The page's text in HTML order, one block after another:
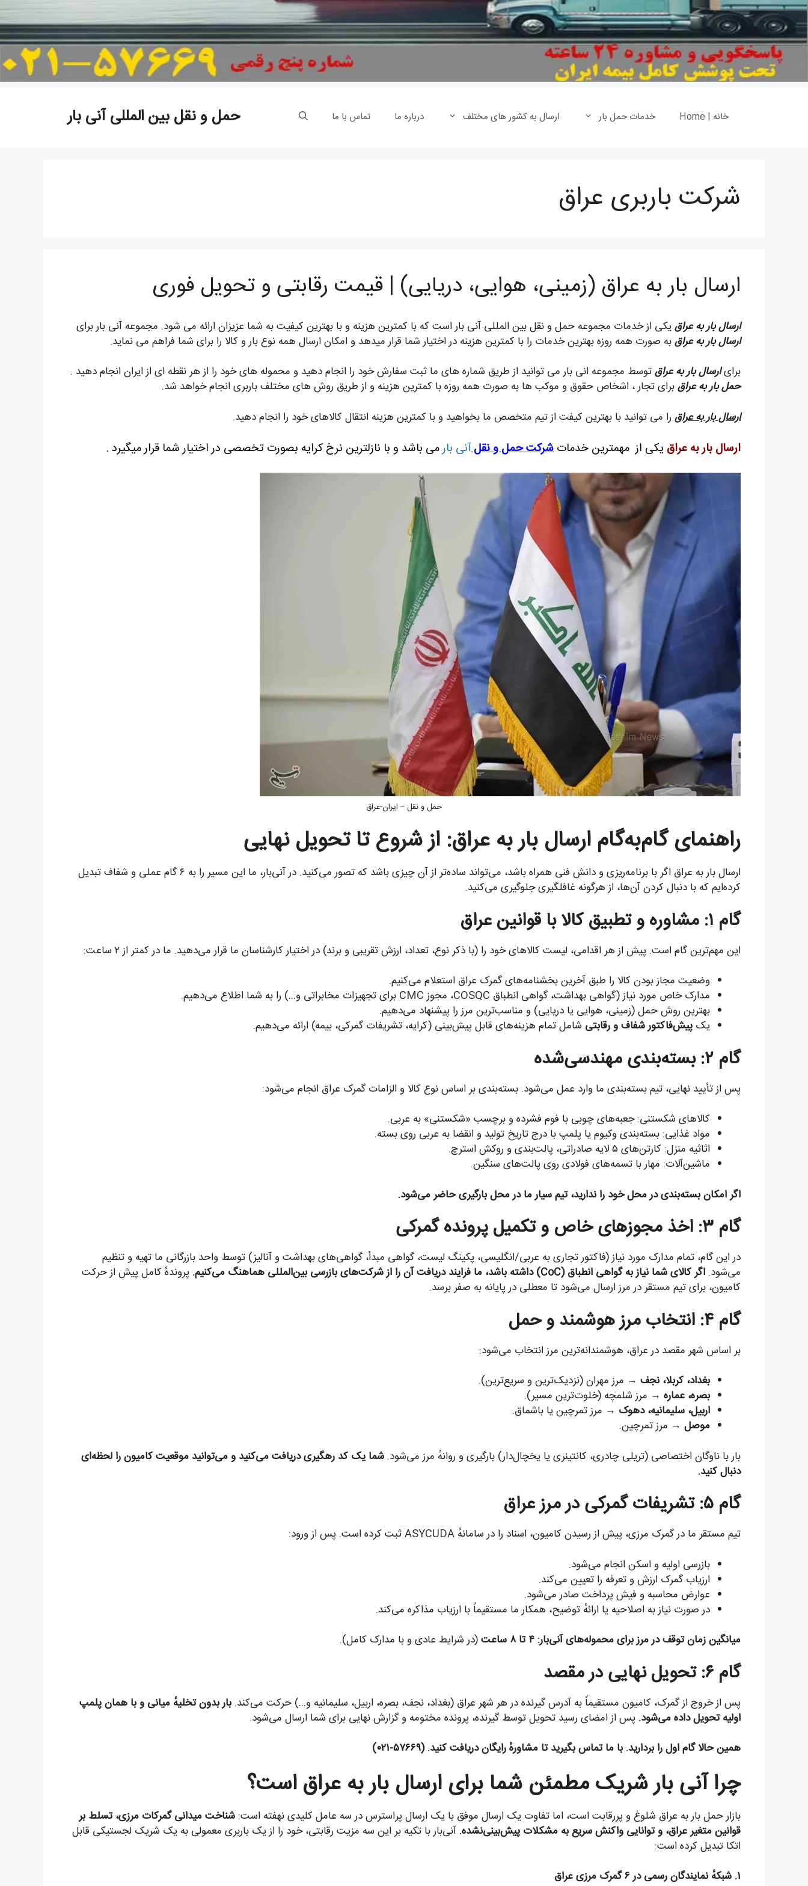
حمل و نقل بین المللی آنی بار خانه | Home خدمات حمل بار ارسال به کشور های مختلف درباره ما تماس با ما
شرکت باربری عراق
ارسال بار به عراق (زمینی، هوایی، دریایی) | قیمت رقابتی و تحویل فوری
ارسال بار به عراقیکی از خدمات مجموعه حمل و نقل بین المللی آنی بار است که با کمترین هزینه و با بهترین کیفیت به شما عزیزان ارائه می شود. مجموعه آنی بار برای
ارسال بار به عراقبه صورت همه روزه بهترین خدمات را با کمترین هزینه در اختیار شما قرار میدهد و امکان ارسال همه نوع بار و کالا را برای شما فراهم می نماید.
برایارسال بار به عراقتوسط مجموعه انی بار می توانید از طریق شماره های ما ثبت سفارش خود را انجام دهید و محموله های خود را از هر نقطه ای از ایران انجام دهید .
حمل بار به عراقبرای تجار ، اشخاص حقوق و موکب ها به صورت همه روزه با کمترین هزینه و از طریق روش های مختلف باربری انجام خواهد شد.
ارسال بار به عراق را می توانید با بهترین کیفت از تیم متخصص ما بخواهید و با کمترین هزینه انتقال کالاهای خود را انجام دهید.
ارسال بار به عراق یکی از مهمترین خدمات شرکت حمل و نقلآنی بارمی باشد و با نازلترین نرخ کرایه بصورت تخصصی در اختیار شما قرار میگیرد .
حمل و نقل – ایران-عراق
راهنمای گام‌به‌گام ارسال بار به عراق: از شروع تا تحویل نهایی
ارسال بار به عراق اگر با برنامه‌ریزی و دانش فنی همراه باشد، می‌تواند ساده‌تر از آن چیزی باشد که تصور می‌کنید. در آنی‌بار، ما این مسیر را به ۶ گام عملی و شفاف تبدیل
کرده‌ایم که با دنبال کردن آن‌ها، از هرگونه غافلگیری جلوگیری می‌کنید.
گام ۱: مشاوره و تطبیق کالا با قوانین عراق
این مهم‌ترین گام است. پیش از هر اقدامی، لیست کالاهای خود را (با ذکر نوع، تعداد، ارزش تقریبی و برند) در اختیار کارشناسان ما قرار می‌دهید. ما در کمتر از ۲ ساعت:
وضعیت مجاز بودن کالا را طبق آخرین بخشنامه‌های گمرک عراق استعلام می‌کنیم.
مدارک خاص مورد نیاز (گواهی بهداشت، گواهی انطباق COSQC، مجوز CMC برای تجهیزات مخابراتی و…) را به شما اطلاع می‌دهیم.
بهترین روش حمل (زمینی، هوایی یا دریایی) و مناسب‌ترین مرز را پیشنهاد می‌دهیم.
یک پیش‌فاکتور شفاف و رقابتی شامل تمام هزینه‌های قابل پیش‌بینی (کرایه، تشریفات گمرکی، بیمه) ارائه می‌دهیم.
گام ۲: بسته‌بندی مهندسی‌شده
پس از تأیید نهایی، تیم بسته‌بندی ما وارد عمل می‌شود. بسته‌بندی بر اساس نوع کالا و الزامات گمرک عراق انجام می‌شود:
کالاهای شکستنی: جعبه‌های چوبی با فوم فشرده و برچسب «شکستنی» به عربی.
مواد غذایی: بسته‌بندی وکیوم یا پلمپ با درج تاریخ تولید و انقضا به عربی روی بسته.
اثاثیه منزل: کارتن‌های ۵ لایه صادراتی، پالت‌بندی و روکش استرچ.
ماشین‌آلات: مهار با تسمه‌های فولادی روی پالت‌های سنگین.
اگر امکان بسته‌بندی در محل خود را ندارید، تیم سیار ما در محل بارگیری حاضر می‌شود.
گام ۳: اخذ مجوزهای خاص و تکمیل پرونده گمرکی
در این گام، تمام مدارک مورد نیاز (فاکتور تجاری به عربی/انگلیسی، پکینگ لیست، گواهی مبدأ، گواهی‌های بهداشت و آنالیز) توسط واحد بازرگانی ما تهیه و تنظیم
می‌شود. اگر کالای شما نیاز به گواهی انطباق (CoC) داشته باشد، ما فرایند دریافت آن را از شرکت‌های بازرسی بین‌المللی هماهنگ می‌کنیم.
پروندهٔ کامل پیش از حرکت
کامیون، برای تیم مستقر در مرز ارسال می‌شود تا معطلی در پایانه به صفر برسد.
گام ۴: انتخاب مرز هوشمند و حمل
بر اساس شهر مقصد در عراق، هوشمندانه‌ترین مرز انتخاب می‌شود:
بغداد، کربلا، نجف → مرز مهران (نزدیک‌ترین و سریع‌ترین).
بصره، عماره → مرز شلمچه (خلوت‌ترین مسیر).
اربیل، سلیمانیه، دهوک → مرز تمرچین یا باشماق.
موصل → مرز تمرچین.
بار با ناوگان اختصاصی (تریلی چادری، کانتینری یا یخچال‌دار) بارگیری و روانهٔ مرز می‌شود. شما یک کد رهگیری دریافت می‌کنید و می‌توانید موقعیت کامیون را لحظه‌ای
دنبال کنید.
گام ۵: تشریفات گمرکی در مرز عراق
تیم مستقر ما در گمرک مرزی، پیش از رسیدن کامیون، اسناد را در سامانهٔ ASYCUDA ثبت کرده است. پس از ورود:
بازرسی اولیه و اسکن انجام می‌شود.
ارزیاب گمرک ارزش و تعرفه را تعیین می‌کند.
عوارض محاسبه و فیش پرداخت صادر می‌شود.
در صورت نیاز به اصلاحیه یا ارائهٔ توضیح، همکار ما مستقیماً با ارزیاب مذاکره می‌کند.
میانگین زمان توقف در مرز برای محموله‌های آنی‌بار: ۴ تا ۸ ساعت
(در شرایط عادی و با مدارک کامل).
گام ۶: تحویل نهایی در مقصد
پس از خروج از گمرک، کامیون مستقیماً به آدرس گیرنده در هر شهر عراق (بغداد، نجف، بصره، اربیل، سلیمانیه و…) حرکت می‌کند. بار بدون تخلیهٔ میانی و با همان پلمپ
اولیه تحویل داده می‌شود. پس از امضای رسید تحویل توسط گیرنده، پرونده مختومه و گزارش نهایی برای شما ارسال می‌شود.
همین حالا گام اول را بردارید. با ما تماس بگیرید تا مشاورهٔ رایگان دریافت کنید. (۵۷۶۶۹-۰۲۱)
چرا آنی بار شریک مطمئن شما برای ارسال بار به عراق است؟
بازار حمل بار به عراق شلوغ و پررقابت است، اما تفاوت یک ارسال موفق با یک ارسال پراسترس در سه عامل کلیدی نهفته است: شناخت میدانی گمرکات مرزی، تسلط بر
قوانین متغیر عراق، و توانایی واکنش سریع به مشکلات پیش‌بینی‌نشده. آنی‌بار با تکیه بر این سه مزیت رقابتی، خود را از یک باربری معمولی به یک شریک لجستیکی قابل
اتکا تبدیل کرده است:
۱. شبکهٔ نمایندگان رسمی در ۶ گمرک مرزی عراق